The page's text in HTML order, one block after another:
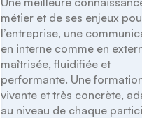
métier et de ses enjeux
l’entreprise, une
en interne comme en
maîtrisée, fluidifiée et
performante. Une
vivante et très concrète,
au niveau de chaque